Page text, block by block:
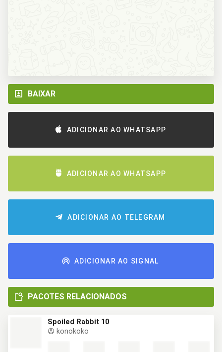
BAIXAR
ADICIONAR AO WHATSAPP
ADICIONAR AO WHATSAPP
ADICIONAR AO TELEGRAM
ADICIONAR AO SIGNAL
PACOTES RELACIONADOS
Spoiled Rabbit 10
konokoko